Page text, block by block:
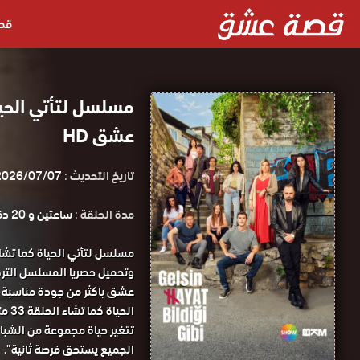
عشق HD
تاريخ التحديث :07/07
مدة الحلقة :ساعتين و 20 دقيقة
الحياة كما تشاء الحلقة 33 مترجمة قصة عشق.
تتغير حياة مجموعة من
الجميع يستحق فرصة ثانية ".